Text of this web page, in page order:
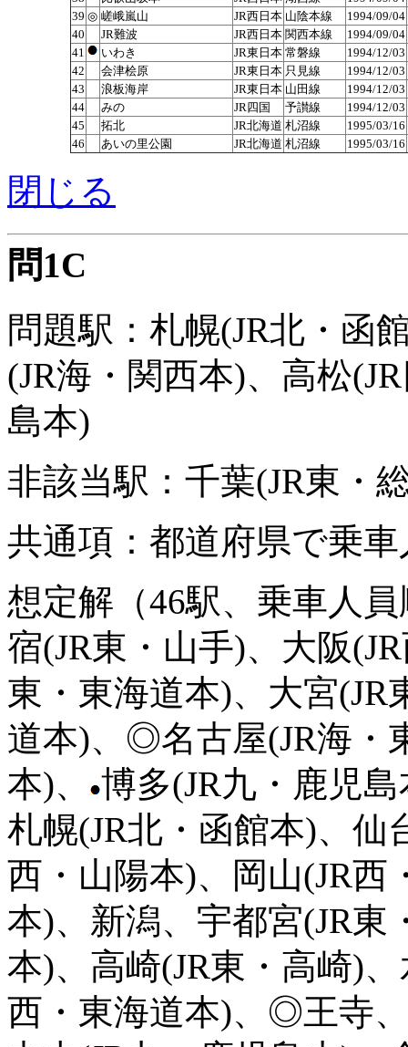
39 ◎ 嵯峨嵐山 JR西日本 山陰本線
1994/09/04
40
JR難波 JR西日本 関西本線
1994/09/04
41
いわき JR東日本 常磐線
1994/12/03
42
会津桧原 JR東日本 只見線
1994/12/03
43
浪板海岸 JR東日本 山田線
1994/12/03
44
みの JR四国 予讃線
1994/12/03
45
拓北 JR北海道 札沼線
1995/03/16
46
あいの里公園 JR北海道 札沼線 1995/03/16
閉じる
問1C
問題駅：札幌(JR北・函
(JR海・関西本)、高松
島本)
非該当駅：千葉(JR東・
共通項：都道府県で乗
想定解（46駅、乗車人
宿(JR東・山手)、大阪
東・東海道本)、大宮(JR
道本)、◎名古屋(JR海・
本)、
博多(JR九・鹿児
札幌(JR北・函館本)、仙
西・山陽本)、岡山(JR西
本)、新潟、宇都宮(JR東
本)、高崎(JR東・高崎)
西・東海道本)、◎王寺